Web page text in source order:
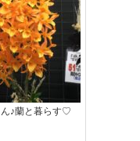
ん♪蘭と暮らす♡